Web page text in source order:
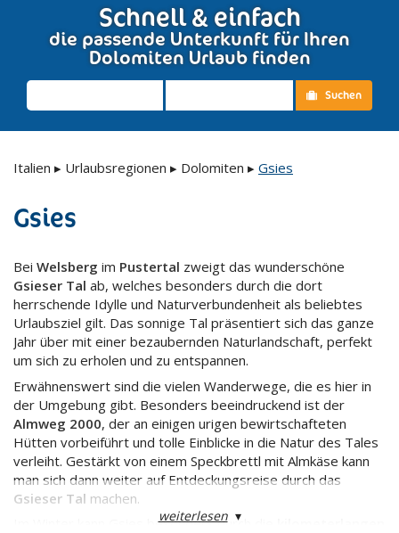
Schnell & einfach
die passende Unterkunft für Ihren
Dolomiten Urlaub finden
Suchen
Italien ▸ Urlaubsregionen ▸ Dolomiten ▸ Gsies
Gsies
Bei Welsberg im Pustertal zweigt das wunderschöne
Gsieser Tal ab, welches besonders durch die dort
herrschende Idylle und Naturverbundenheit als beliebtes
Urlaubsziel gilt. Das sonnige Tal präsentiert sich das ganze
Jahr über mit einer bezaubernden Naturlandschaft, perfekt
um sich zu erholen und zu entspannen.
Erwähnenswert sind die vielen Wanderwege, die es hier in
der Umgebung gibt. Besonders beeindruckend ist der
Almweg 2000, der an einigen urigen bewirtschafteten
Hütten vorbeiführt und tolle Einblicke in die Natur des Tales
verleiht. Gestärkt von einem Speckbrettl mit Almkäse kann
man sich dann weiter auf Entdeckungsreise durch das
Gsieser Tal machen.
Im Winter kann Gsies besonders durch die
weiterlesen▾